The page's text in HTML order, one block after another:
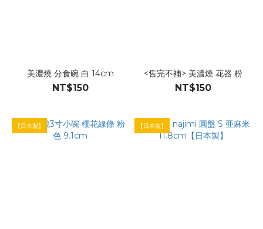
美濃燒 分食碗 白 14cm
NT$150
<售完不補> 美濃燒 花器 粉
NT$150
【日本製】 【日本製】